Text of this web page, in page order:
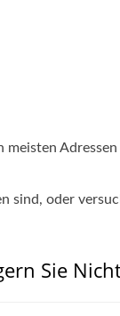
meisten
sind, oder
Sie